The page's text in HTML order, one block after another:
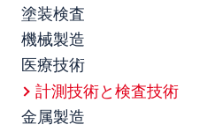
塗装検査
機械製造
医療技術
計測技術と検査技術
金属製造